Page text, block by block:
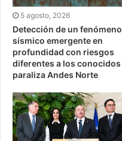
5 agosto, 2026
Detección de un fenómeno
sísmico emergente en
profundidad con riesgos
diferentes a los conocidos
paraliza Andes Norte